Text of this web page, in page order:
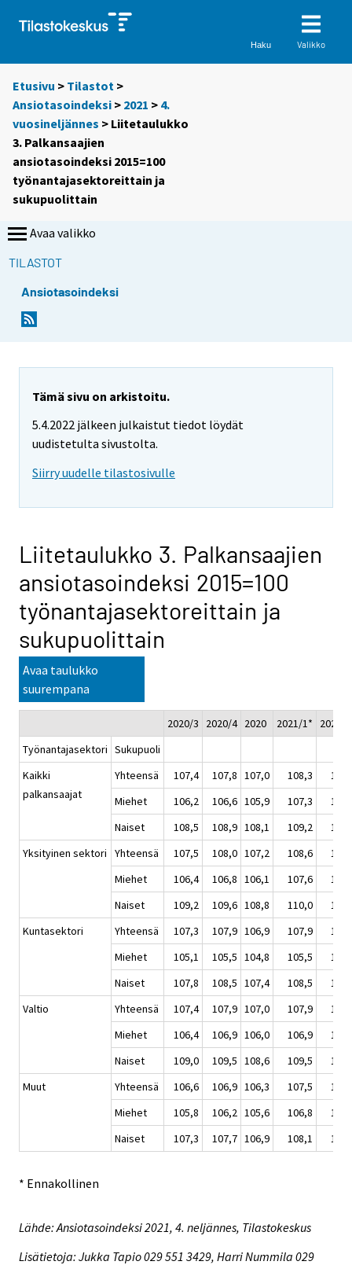
Haku Valikko
Etusivu > Tilastot >
Ansiotasoindeksi > 2021 > 4.
vuosineljännes > Liitetaulukko
3. Palkansaajien
ansiotasoindeksi 2015=100
työnantajasektoreittain ja
sukupuolittain
Avaa valikko
TILASTOT
Ansiotasoindeksi
Tämä sivu on arkistoitu.
5.4.2022 jälkeen julkaistut tiedot löydät
uudistetulta sivustolta.
Siirry uudelle tilastosivulle
Liitetaulukko 3. Palkansaajien
ansiotasoindeksi 2015=100
työnantajasektoreittain ja
sukupuolittain
Avaa taulukko
suurempana
2020/3 2020/4 2020 2021/1*
2021/
Työnantajasektori Sukupuoli
Kaikki
palkansaajat
Yhteensä 107,4 107,8 107,0 108,3
Miehet
106,2 106,6 105,9 107,3
Naiset
108,5 108,9 108,1 109,2
Yksityinen sektori
Yhteensä 107,5 108,0 107,2 108,6
Miehet
106,4 106,8 106,1 107,6
Naiset
109,2 109,6 108,8 110,0
Kuntasektori
Yhteensä 107,3 107,9 106,9 107,9
Miehet
105,1 105,5 104,8 105,5
Naiset
107,8 108,5 107,4 108,5
Valtio
Yhteensä 107,4 107,9 107,0 107,9
Miehet
106,4 106,9 106,0 106,9
Naiset
109,0 109,5 108,6 109,5
Muut
Yhteensä 106,6 106,9 106,3 107,5
Miehet
105,8 106,2 105,6 106,8
Naiset
107,3 107,7 106,9 108,1
* Ennakollinen
Lähde: Ansiotasoindeksi 2021, 4. neljännes, Tilastokeskus
Lisätietoja: Jukka Tapio 029 551 3429, Harri Nummila 029